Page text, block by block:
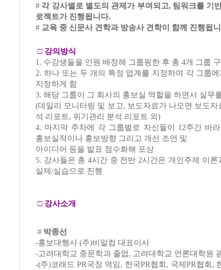
# 각 강사별로 별도의 관제가 부여되고, 팀워크를 기
로젝트가 진행됩니다.
# 교육 중 신문사 견학과 방송사 견학이 함께 진행됩
□ 강의방식
1. 수강생들을 인원 배정해 그룹핑한 후 총 4개 그룹
2. 하나 또는 두 개의 특정 업계를 지정하여 각 그룹
지정하게 함
3. 해당 그룹이 그 회사의 홍보실 역할을 하면서 실무
(데일리 모니터링 및 보고, 보도자료가 나오면 보도자
석 리포트, 위기관리 분석 리포트 외)
4. 마지막 주차에 각 그룹별로 자신들이 12주간 바
홍보실적이나 홍보방향 그리고 개선 조언 및
아이디어 등을 발표 점수화해 포상
5. 강사들은 총 4시간 중 전반 2시간은 개인주제 이론
실제/실습으로 진행
□ 강사소개
# 박종선
-홍보대행사 (주)비알컴 대표이사
-고려대학교 중문학과 졸업, 고려대학교 언론대학원
-(주)코래드 PR국장 역임, 한국PR협회, 국제PR협회,